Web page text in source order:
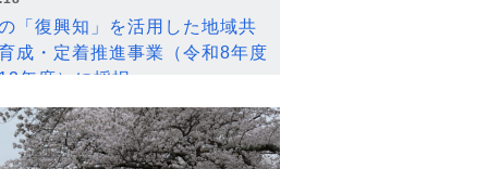
「復興知」を活用した地域共
成・定着推進事業（令和8年度
年度）に採択